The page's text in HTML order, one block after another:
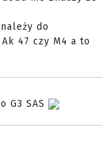
do
47 czy M4 a to
G3 SAS